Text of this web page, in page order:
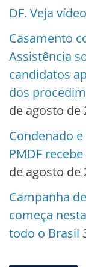
DF. Veja vídeo
Casamento
Assistência
candidatos
dos
de agosto de
Condenado
PMDF
de agosto de
Campanha
começa
todo o Brasil